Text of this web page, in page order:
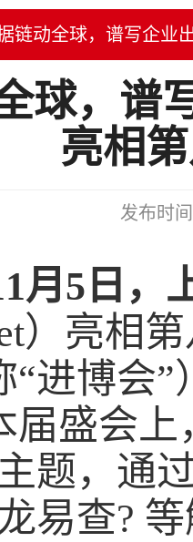
链动全球，谱写企业
球，谱
亮相
发布时
月5日，
）亮相
“进博会
届盛会
题，通
易查?